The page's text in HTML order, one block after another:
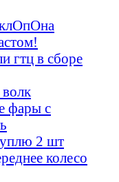
гтц в сборе
фары с
2 шт
колесо